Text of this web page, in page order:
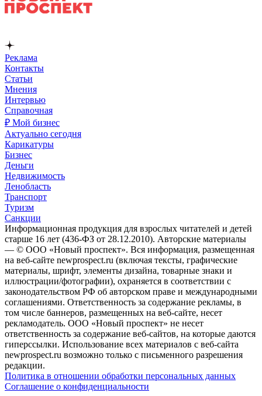
Реклама
Контакты
Статьи
Мнения
Интервью
Справочная
₽ Мой бизнес
Актуально сегодня
Карикатуры
Бизнес
Деньги
Недвижимость
Ленобласть
Транспорт
Туризм
Санкции
Информационная продукция для взрослых читателей и детей
старше 16 лет (436-ФЗ от 28.12.2010). Авторские материалы
— © ООО «Новый проспект». Вся информация, размещенная
на веб-сайте newprospect.ru (включая тексты, графические
материалы, шрифт, элементы дизайна, товарные знаки и
иллюстрации/фотографии), охраняется в соответствии с
законодательством РФ об авторском праве и международными
соглашениями. Ответственность за содержание рекламы, в
том числе баннеров, размещенных на веб-сайте, несет
рекламодатель. ООО «Новый проспект» не несет
ответственность за содержание веб-сайтов, на которые даются
гиперссылки. Использование всех материалов с веб-сайта
newprospect.ru возможно только с письменного разрешения
редакции.
Политика в отношении обработки персональных данных
Соглашение о конфиденциальности